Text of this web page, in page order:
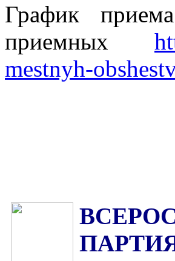
График
приемных
mestnyh-